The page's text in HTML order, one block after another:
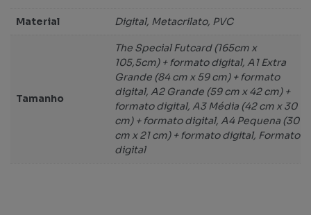
Material Digital, Metacrilato, PVC
Tamanho
The Special Futcard (165cm x
105,5cm) + formato digital, A1 Extra
Grande (84 cm x 59 cm) + formato
digital, A2 Grande (59 cm x 42 cm) +
formato digital, A3 Média (42 cm x 30
cm) + formato digital, A4 Pequena (30
cm x 21 cm) + formato digital, Formato
digital